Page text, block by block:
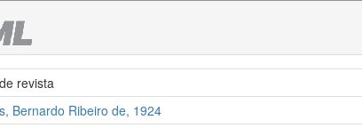
revista
Bernardo Ribeiro de, 1924